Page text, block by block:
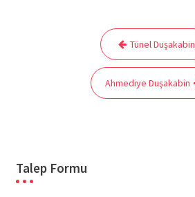
Tünel Duşakabin
Ahmediye Duşakabin
Talep Formu